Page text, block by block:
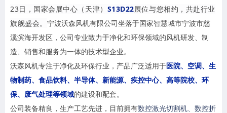
23日，国家会展中心（天津） S13D22展位与您相约，共赴行业
旗舰盛会。
宁波沃森风机有限公司坐落于国家智慧城市宁波市慈
溪滨海开发区，公司专业致力于净化和环保领域的风机研发、制
造、销售和服务为一体的技术型企业。
沃森风机专注于净化及环保行业，产品广泛适用于医院、空调、生
物制药、食品饮料、半导体、新能源、疾控中心、高等院校、环
保、废气处理等领域的建设和配套。
公司装备精良，生产工艺先进，目前拥有数控激光切割机、数控折